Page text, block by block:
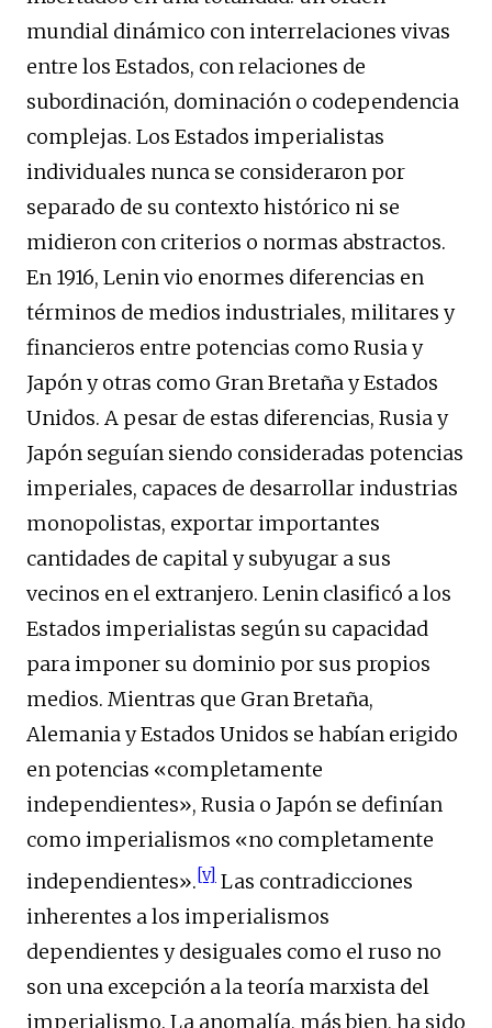
mundial dinámico con interrelaciones vivas
entre los Estados, con relaciones de
subordinación, dominación o codependencia
complejas. Los Estados imperialistas
individuales nunca se consideraron por
separado de su contexto histórico ni se
midieron con criterios o normas abstractos.
En 1916, Lenin vio enormes diferencias en
términos de medios industriales, militares y
financieros entre potencias como Rusia y
Japón y otras como Gran Bretaña y Estados
Unidos. A pesar de estas diferencias, Rusia y
Japón seguían siendo consideradas potencias
imperiales, capaces de desarrollar industrias
monopolistas, exportar importantes
cantidades de capital y subyugar a sus
vecinos en el extranjero. Lenin clasificó a los
Estados imperialistas según su capacidad
para imponer su dominio por sus propios
medios. Mientras que Gran Bretaña,
Alemania y Estados Unidos se habían erigido
en potencias «completamente
independientes», Rusia o Japón se definían
como imperialismos «no completamente
independientes». [v] Las contradicciones
inherentes a los imperialismos
dependientes y desiguales como el ruso no
son una excepción a la teoría marxista del
imperialismo. La anomalía, más bien, ha sido